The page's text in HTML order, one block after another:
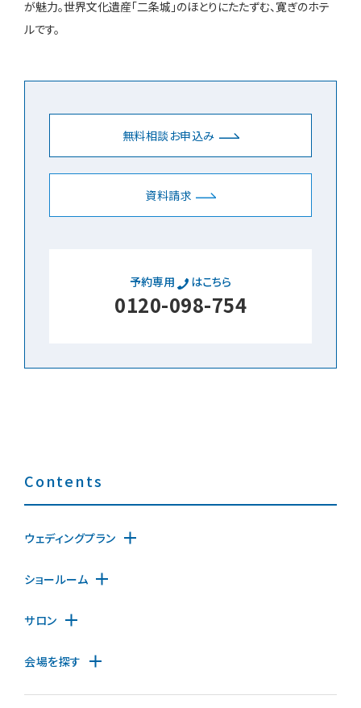
が魅力。世界文化遺産「二条城」のほとりにたたずむ、寛ぎのホテ
ルです。
無料相談お申込み
資料請求
予約専用 はこちら
0120-098-754
Contents
ウェディングプラン
ショールーム
サロン
会場を探す